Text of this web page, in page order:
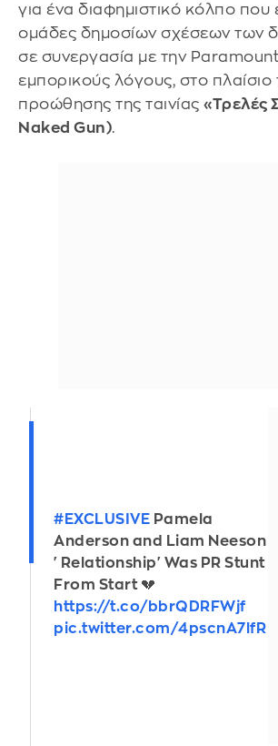
για ένα διαφημιστικό κόλπο που
ομάδες δημοσίων σχέσεων των
σε συνεργασία με την Paramount
εμπορικούς λόγους, στο πλαίσιο
προώθησης της ταινίας «Τρελές
Naked Gun).
#EXCLUSIVE Pamela
Anderson and Liam Neeson
'Relationship' Was PR Stunt
From Start 💔
https://t.co/bbrQDRFWjf
pic.twitter.com/4pscnA7lfR